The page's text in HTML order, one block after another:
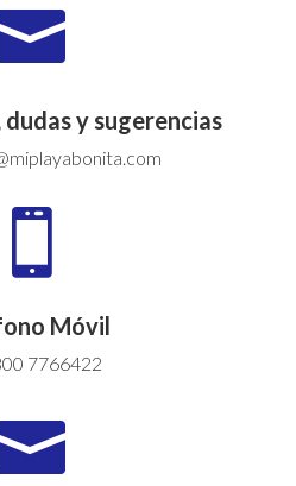
y sugerencias

Móvil
7766422